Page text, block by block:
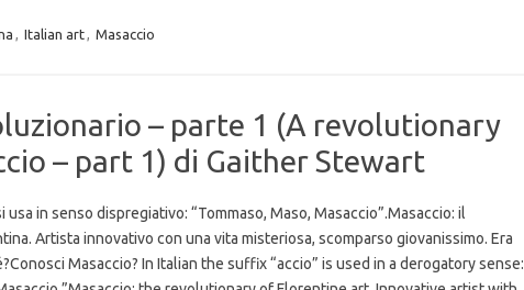
, Italian art, Masaccio
– parte 1 (A revolutionary
– part 1) di Gaither Stewart
usa in senso dispregiativo: “Tommaso, Maso, Masaccio”.Masaccio: il
Artista innovativo con una vita misteriosa, scomparso giovanissimo. Era
Masaccio? In Italian the suffix “accio” is used in a derogatory sense: